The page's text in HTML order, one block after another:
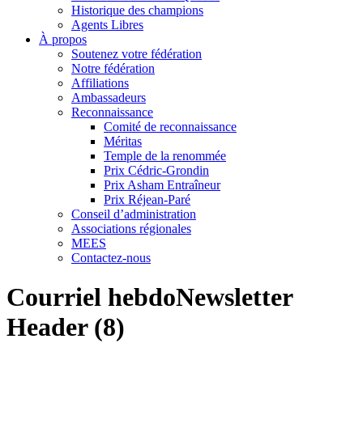
Historique des champions
Agents Libres
À propos
Soutenez votre fédération
Notre fédération
Affiliations
Ambassadeurs
Reconnaissance
Comité de reconnaissance
Méritas
Temple de la renommée
Prix Cédric-Grondin
Prix Asham Entraîneur
Prix Réjean-Paré
Conseil d’administration
Associations régionales
MEES
Contactez-nous
Courriel hebdoNewsletter
Header (8)